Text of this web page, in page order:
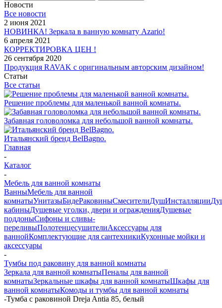
Новости
Все новости
2 июня 2021
НОВИНКА! Зеркала в ванную комнату Azario!
6 апреля 2021
КОРРЕКТИРОВКА ЦЕН !
26 сентября 2020
Продукция RAVAK с оригинальным авторским дизайном!
Статьи
Все статьи
Решение проблемы для маленькой ванной комнаты.
Забавная головоломка для небольшой ванной комнаты.
Итальянский бренд BelBagno.
Главная
-
Каталог
-
Мебель для ванной комнаты
ВанныМебель для ванной
комнатыУнитазыБидеРаковиныСмесителиДушИнсталляции
кабиныДушевые уголки, двери и огражденияДушевые
поддоныСифоны и сливы-
переливыПолотенцесушителиАксессуары для
ваннойКомплектующие для сантехникиКухонные мойки и
аксессуары
-
Тумбы под раковину для ванной комнаты
Зеркала для ванной комнатыПеналы для ванной
комнатыЗеркальные шкафы для ванной комнатыШкафы для
ванной комнатыКомоды и тумбы для ванной комнаты
-Тумба с раковиной Dreja Antia 85, белый